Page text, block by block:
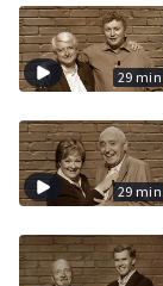
29 min
29 min